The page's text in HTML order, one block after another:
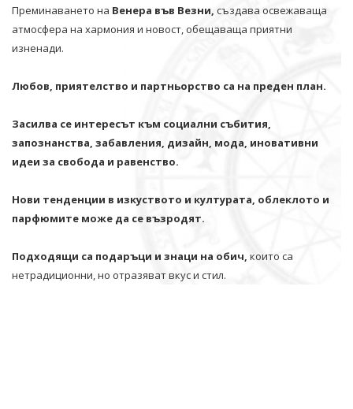
Преминаването на Венера във Везни, създава освежаваща
атмосфера на хармония и новост, обещаваща приятни
изненади.
Любов, приятелство и партньорство са на преден план.
Засилва се интересът към социални събития,
запознанства, забавления, дизайн, мода, иновативни
идеи за свобода и равенство.
Нови тенденции в изкуството и културата, облеклото и
парфюмите може да се възродят.
Подходящи са подаръци и знаци на обич, които са
нетрадиционни, но отразяват вкус и стил.